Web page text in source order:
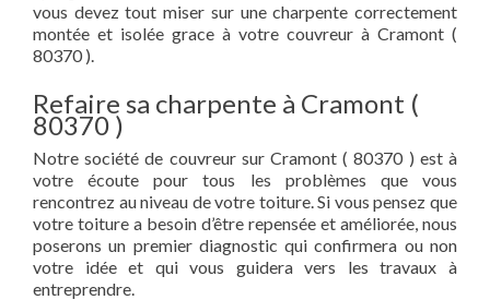
vous devez tout miser sur une charpente correctement
montée et isolée grace à votre couvreur à Cramont (
80370 ).
Refaire sa charpente à Cramont (
80370 )
Notre société de couvreur sur Cramont ( 80370 ) est à
votre écoute pour tous les problèmes que vous
rencontrez au niveau de votre toiture. Si vous pensez que
votre toiture a besoin d’être repensée et améliorée, nous
poserons un premier diagnostic qui confirmera ou non
votre idée et qui vous guidera vers les travaux à
entreprendre.